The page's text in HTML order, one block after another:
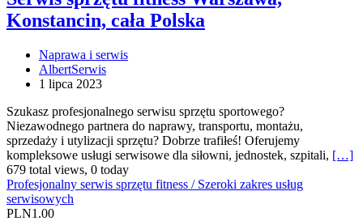
Konstancin, cała Polska
Naprawa i serwis
AlbertSerwis
1 lipca 2023
Szukasz profesjonalnego serwisu sprzętu sportowego?
Niezawodnego partnera do naprawy, transportu, montażu,
sprzedaży i utylizacji sprzętu? Dobrze trafiłeś! Oferujemy
kompleksowe usługi serwisowe dla siłowni, jednostek, szpitali, […]
679 total views, 0 today
Profesjonalny serwis sprzętu fitness / Szeroki zakres usług
serwisowych
PLN1.00